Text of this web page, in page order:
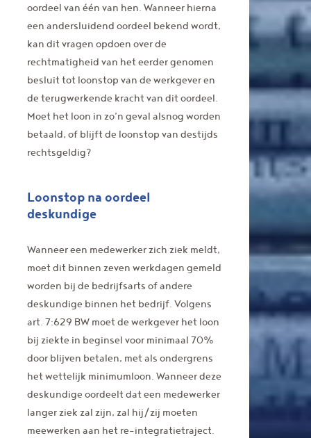
oordeel van één van hen. Wanneer hierna
een andersluidend oordeel bekend wordt,
kan dit vragen opdoen over de
rechtmatigheid van het eerder genomen
besluit tot loonstop van de werkgever en
de terugwerkende kracht van dit oordeel.
Moet het loon in zo’n geval alsnog worden
betaald, of blijft de loonstop van destijds
rechtsgeldig?
Loonstop na oordeel
deskundige
Wanneer een medewerker zich ziek meldt,
moet dit binnen zeven werkdagen gemeld
worden bij de bedrijfsarts of andere
deskundige binnen het bedrijf. Volgens
art. 7:629 BW moet de werkgever het loon
bij ziekte in beginsel voor minimaal 70%
door blijven betalen, met als ondergrens
het wettelijk minimumloon. Wanneer deze
deskundige oordeelt dat een medewerker
langer ziek zal zijn, zal hij/zij moeten
meewerken aan het re-integratietraject.